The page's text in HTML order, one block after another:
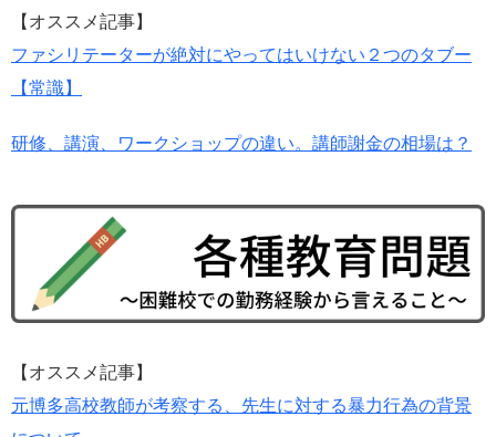
【オススメ記事】
ファシリテーターが絶対にやってはいけない２つのタブー
【常識】
研修、講演、ワークショップの違い。講師謝金の相場は？
【オススメ記事】
元博多高校教師が考察する、先生に対する暴力行為の背景